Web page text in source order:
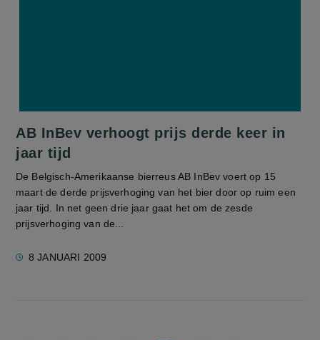
AB InBev verhoogt prijs derde keer in
jaar tijd
De Belgisch-Amerikaanse bierreus AB InBev voert op 15
maart de derde prijsverhoging van het bier door op ruim een
jaar tijd. In net geen drie jaar gaat het om de zesde
prijsverhoging van de...
8 JANUARI 2009